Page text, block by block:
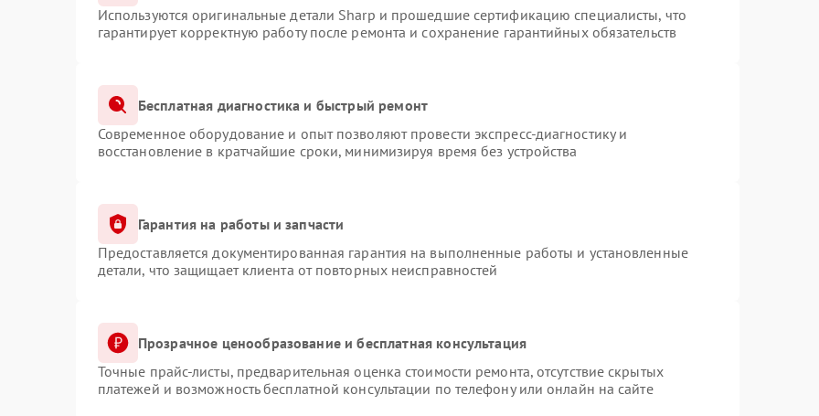
Используются оригинальные детали Sharp и прошедшие сертификацию специалисты, что
гарантирует корректную работу после ремонта и сохранение гарантийных обязательств
Бесплатная диагностика и быстрый ремонт
Современное оборудование и опыт позволяют провести экспресс-диагностику и
восстановление в кратчайшие сроки, минимизируя время без устройства
Гарантия на работы и запчасти
Предоставляется документированная гарантия на выполненные работы и установленные
детали, что защищает клиента от повторных неисправностей
Прозрачное ценообразование и бесплатная консультация
Точные прайс-листы, предварительная оценка стоимости ремонта, отсутствие скрытых
платежей и возможность бесплатной консультации по телефону или онлайн на сайте